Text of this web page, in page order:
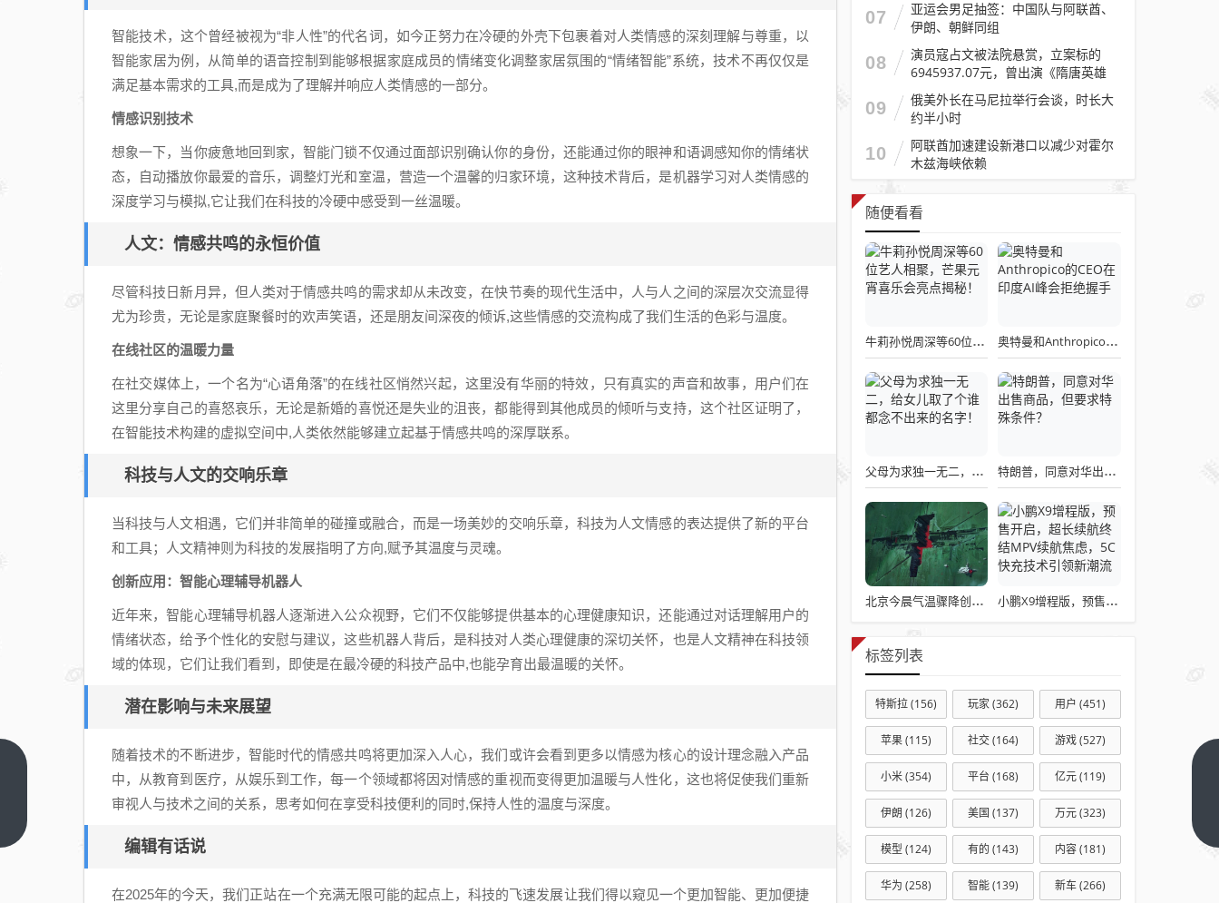
智能技术，这个曾经被视为“非人性”的代名词，如今正努力在冷硬的外壳下包裹着对人类情感的深刻理解与尊重，以
智能家居为例，从简单的语音控制到能够根据家庭成员的情绪变化调整家居氛围的“情绪智能”系统，技术不再仅仅是
满足基本需求的工具,而是成为了理解并响应人类情感的一部分。
情感识别技术
想象一下，当你疲惫地回到家，智能门锁不仅通过面部识别确认你的身份，还能通过你的眼神和语调感知你的情绪状
态，自动播放你最爱的音乐，调整灯光和室温，营造一个温馨的归家环境，这种技术背后，是机器学习对人类情感的
深度学习与模拟,它让我们在科技的冷硬中感受到一丝温暖。
人文：情感共鸣的永恒价值
尽管科技日新月异，但人类对于情感共鸣的需求却从未改变，在快节奏的现代生活中，人与人之间的深层次交流显得
尤为珍贵，无论是家庭聚餐时的欢声笑语，还是朋友间深夜的倾诉,这些情感的交流构成了我们生活的色彩与温度。
在线社区的温暖力量
在社交媒体上，一个名为“心语角落”的在线社区悄然兴起，这里没有华丽的特效，只有真实的声音和故事，用户们在
这里分享自己的喜怒哀乐，无论是新婚的喜悦还是失业的沮丧，都能得到其他成员的倾听与支持，这个社区证明了，
在智能技术构建的虚拟空间中,人类依然能够建立起基于情感共鸣的深厚联系。
科技与人文的交响乐章
当科技与人文相遇，它们并非简单的碰撞或融合，而是一场美妙的交响乐章，科技为人文情感的表达提供了新的平台
和工具；人文精神则为科技的发展指明了方向,赋予其温度与灵魂。
创新应用：智能心理辅导机器人
近年来，智能心理辅导机器人逐渐进入公众视野，它们不仅能够提供基本的心理健康知识，还能通过对话理解用户的
情绪状态，给予个性化的安慰与建议，这些机器人背后，是科技对人类心理健康的深切关怀，也是人文精神在科技领
域的体现，它们让我们看到，即使是在最冷硬的科技产品中,也能孕育出最温暖的关怀。
潜在影响与未来展望
随着技术的不断进步，智能时代的情感共鸣将更加深入人心，我们或许会看到更多以情感为核心的设计理念融入产品
中，从教育到医疗，从娱乐到工作，每一个领域都将因对情感的重视而变得更加温暖与人性化，这也将促使我们重新
审视人与技术之间的关系，思考如何在享受科技便利的同时,保持人性的温度与深度。
编辑有话说
在2025年的今天，我们正站在一个充满无限可能的起点上，科技的飞速发展让我们得以窥见一个更加智能、更加便捷
07
亚运会男足抽签：中国队与阿联酋、
伊朗、朝鲜同组
08
演员寇占文被法院悬赏，立案标的
6945937.07元，曾出演《隋唐英雄
传》《逐玉》《镖人》等
09
俄美外长在马尼拉举行会谈，时长大
约半小时
10
阿联酋加速建设新港口以减少对霍尔
木兹海峡依赖
随便看看
牛莉孙悦周深等60位艺人相聚，芒果元宵喜乐会亮点揭秘！ 奥特曼和Anthropico的CEO在印度AI峰会拒绝握手
父母为求独一无二，给女儿取了个谁都念不出来的名字！ 特朗普，同意对华出售商品，但要求特殊条件？
北京今晨气温骤降创新低，零下0.8℃的寒冷天气 小鹏X9增程版，预售开启，超长续航终结MPV续航焦虑，5C快充技术引领新潮流
标签列表
特斯拉(156) 玩家(362) 用户 (451)
苹果(115) 社交(164) 游戏(527)
小米(354) 平台 (168) 亿元(119)
伊朗 (126) 美国 (137) 万元(323)
模型 (124) 有的 (143) 内容(181)
华为 (258) 智能(139) 新车(266)